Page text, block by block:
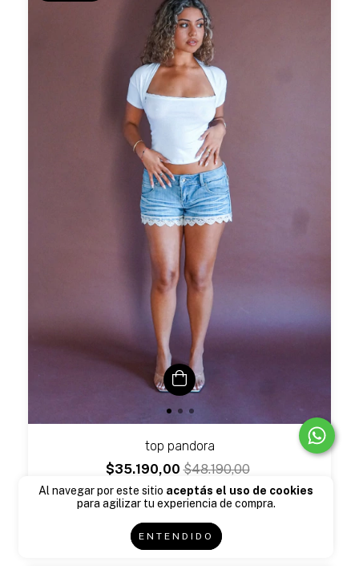
Al navegar por este sitio aceptás el uso de cookies
para agilizar tu experiencia de compra.
ENTENDIDO
top pandora
$35.190,00$48.190,00
$32.374,80con Transferencia o depósito
2 cuotas sin interés de$17.595,00